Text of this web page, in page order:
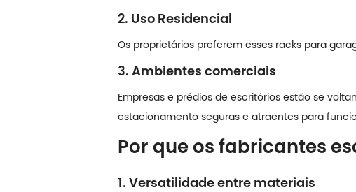
2. Uso Residencial
Os proprietários preferem esses racks para
3. Ambientes comerciais
Empresas e prédios de escritórios estão se
estacionamento seguras e atraentes para
Por que os fabricantes
1. Versatilidade entre materiais